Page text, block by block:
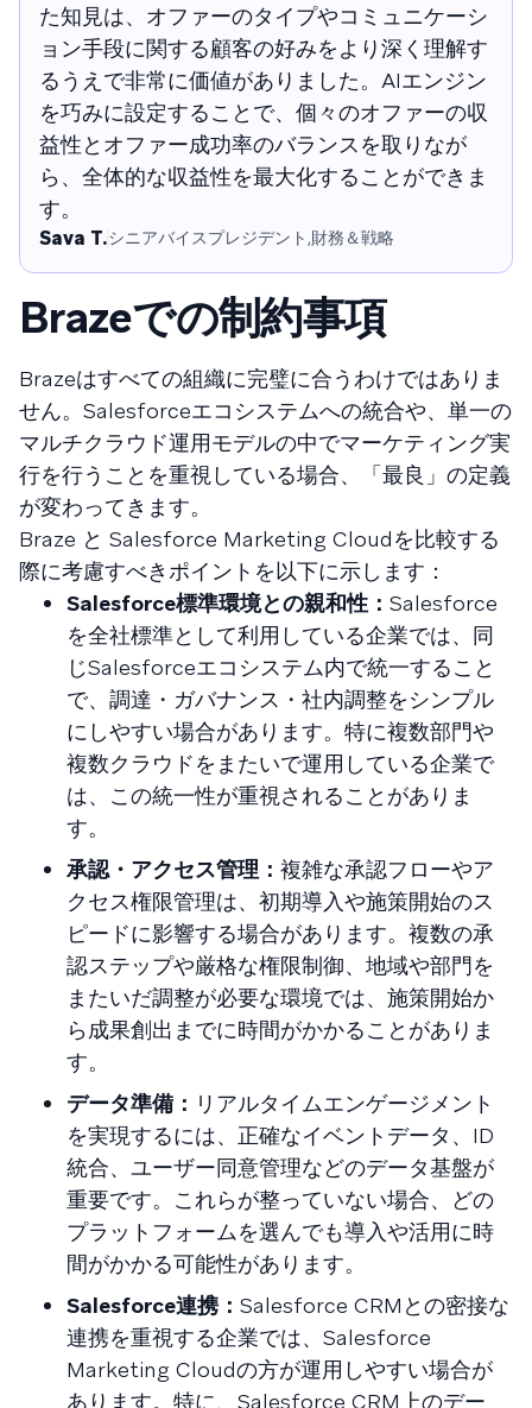
た知見は、オファーのタイプやコミュニケーシ
ョン手段に関する顧客の好みをより深く理解す
るうえで非常に価値がありました。AIエンジン
を巧みに設定することで、個々のオファーの収
益性とオファー成功率のバランスを取りなが
ら、全体的な収益性を最大化することができま
す。
Sava T.シニアバイスプレジデント,財務＆戦略
Brazeでの制約事項
Brazeはすべての組織に完璧に合うわけではありま
せん。Salesforceエコシステムへの統合や、単一の
マルチクラウド運用モデルの中でマーケティング実
行を行うことを重視している場合、「最良」の定義
が変わってきます。
Braze と Salesforce Marketing Cloudを比較する
際に考慮すべきポイントを以下に示します：
Salesforce標準環境との親和性： Salesforce
を全社標準として利用している企業では、同
じSalesforceエコシステム内で統一すること
で、調達・ガバナンス・社内調整をシンプル
にしやすい場合があります。特に複数部門や
複数クラウドをまたいで運用している企業で
は、この統一性が重視されることがありま
す。
承認・アクセス管理： 複雑な承認フローやア
クセス権限管理は、初期導入や施策開始のス
ピードに影響する場合があります。複数の承
認ステップや厳格な権限制御、地域や部門を
またいだ調整が必要な環境では、施策開始か
ら成果創出までに時間がかかることがありま
す。
データ準備： リアルタイムエンゲージメント
を実現するには、正確なイベントデータ、ID
統合、ユーザー同意管理などのデータ基盤が
重要です。これらが整っていない場合、どの
プラットフォームを選んでも導入や活用に時
間がかかる可能性があります。
Salesforce連携： Salesforce CRMとの密接な
連携を重視する企業では、Salesforce
Marketing Cloudの方が運用しやすい場合が
あります。特に、Salesforce CRM上のデー